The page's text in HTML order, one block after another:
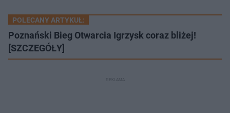
POLECANY ARTYKUŁ:
Poznański Bieg Otwarcia Igrzysk coraz bliżej!
[SZCZEGÓŁY]